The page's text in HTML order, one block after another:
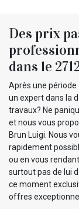
Des prix
dans le
Après une période
un expert dans la
travaux? Ne
et nous vous
Brun Luigi. Nous
rapidement
ou en vous
surtout pas de lui
ce moment
offres